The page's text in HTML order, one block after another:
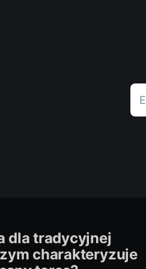
dla tradycyjnej
charakteryzuje